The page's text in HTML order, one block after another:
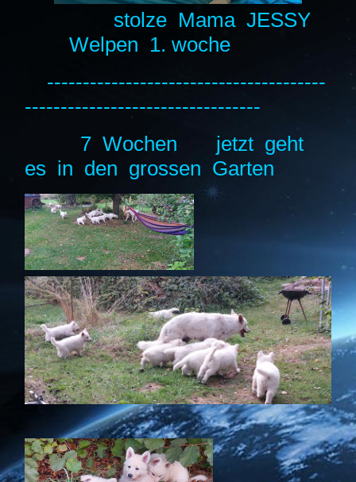
stolze Mama JESSY
Welpen 1. woche
---------------------------------------
---------------------------------
7 Wochen jetzt geht
es in den grossen Garten